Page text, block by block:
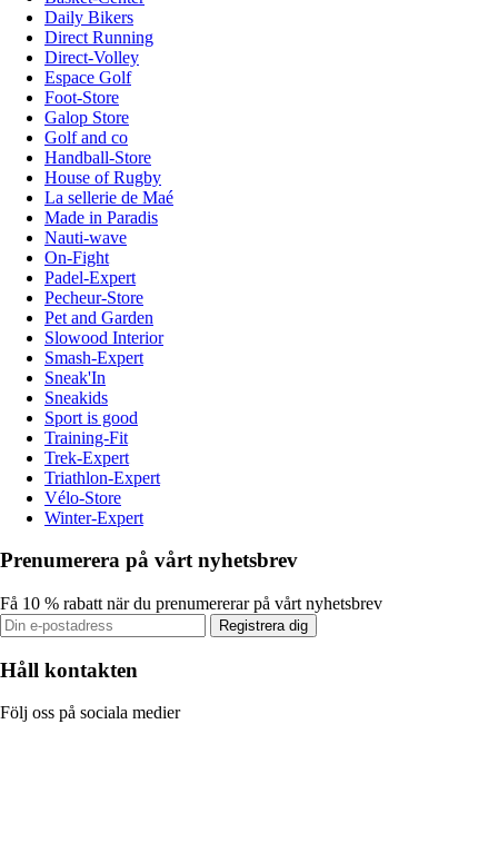
Daily Bikers
Direct Running
Direct-Volley
Espace Golf
Foot-Store
Galop Store
Golf and co
Handball-Store
House of Rugby
La sellerie de Maé
Made in Paradis
Nauti-wave
On-Fight
Padel-Expert
Pecheur-Store
Pet and Garden
Slowood Interior
Smash-Expert
Sneak'In
Sneakids
Sport is good
Training-Fit
Trek-Expert
Triathlon-Expert
Vélo-Store
Winter-Expert
Prenumerera på vårt nyhetsbrev
Få 10 % rabatt när du prenumererar på vårt nyhetsbrev
Registrera dig
Håll kontakten
Följ oss på sociala medier